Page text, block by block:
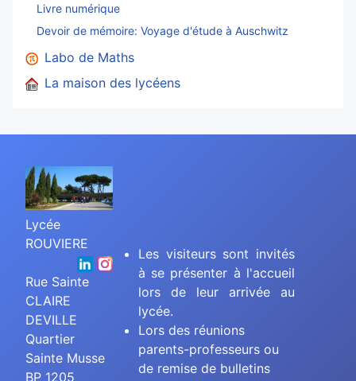
Livre numérique
Devoir de mémoire: Voyage d'étude à Auschwitz
Labo de Maths
La maison des lycéens
Lycée
ROUVIERE
Rue Sainte
CLAIRE
DEVILLE
Quartier
Sainte Musse
BP 1205
Les visiteurs sont invités
à se présenter à l'accueil
lors de leur arrivée au
lycée.
Lors des réunions
parents-professeurs ou
de remise de bulletins